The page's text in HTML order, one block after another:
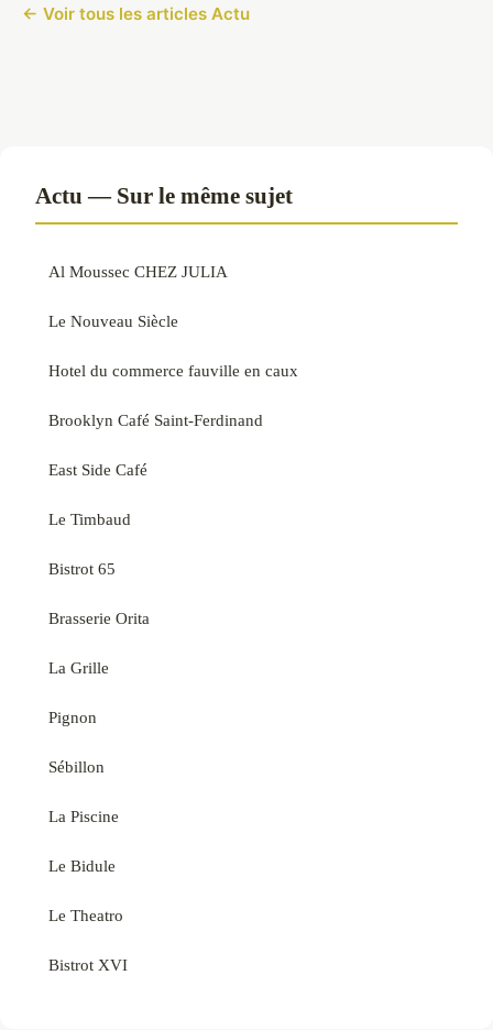
← Voir tous les articles Actu
Actu — Sur le même sujet
Al Moussec CHEZ JULIA
Le Nouveau Siècle
Hotel du commerce fauville en caux
Brooklyn Café Saint-Ferdinand
East Side Café
Le Timbaud
Bistrot 65
Brasserie Orita
La Grille
Pignon
Sébillon
La Piscine
Le Bidule
Le Theatro
Bistrot XVI